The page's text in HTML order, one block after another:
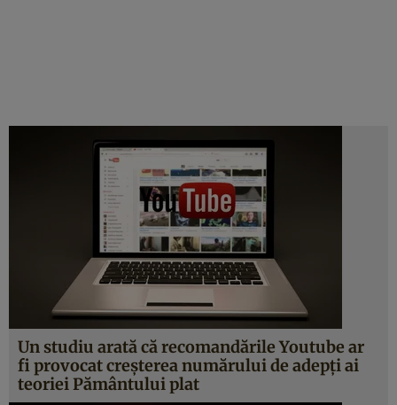
Un studiu arată că recomandările Youtube ar
fi provocat creşterea numărului de adepţi ai
teoriei Pământului plat